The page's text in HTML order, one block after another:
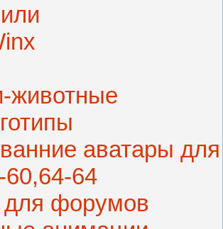
животные
аватары для
60,64-64
для форумов